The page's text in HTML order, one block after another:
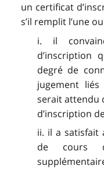
un certificat
s’il remplit l’une
i. il
d’inscription
degré de
jugement
serait attendu
d’inscription
ii. il a satisfait
de cours